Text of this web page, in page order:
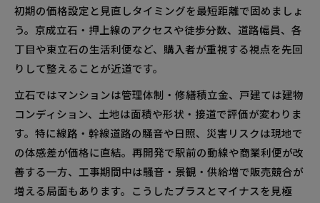
再開発が立石の不動産売却タイミングに与える影響
を見極める
再開発で変わる資産価値！立石の売り時を逃さ
ないために
立石で今売る？待つ？売却時期の考え方と価格
調整の必勝法
立石のマンション・一戸建て・土地を高く売るため
の査定ポイント大全
マンション査定で外せない管理状況・修繕積立
金・最新事例
初期の価格設定と見直しタイミングを最短距離で固めましょ
う。京成立石・押上線のアクセスや徒歩分数、道路幅員、各
丁目や東立石の生活利便など、購入者が重視する視点を先回
りして整えることが近道です。
立石ではマンションは管理体制・修繕積立金、戸建ては建物
コンディション、土地は面積や形状・接道で評価が変わりま
す。特に線路・幹線道路の騒音や日照、災害リスクは現地で
の体感差が価格に直結。再開発で駅前の動線や商業利便が改
善する一方、工事期間中は騒音・景観・供給増で販売競合が
増える局面もあります。こうしたプラスとマイナスを見極